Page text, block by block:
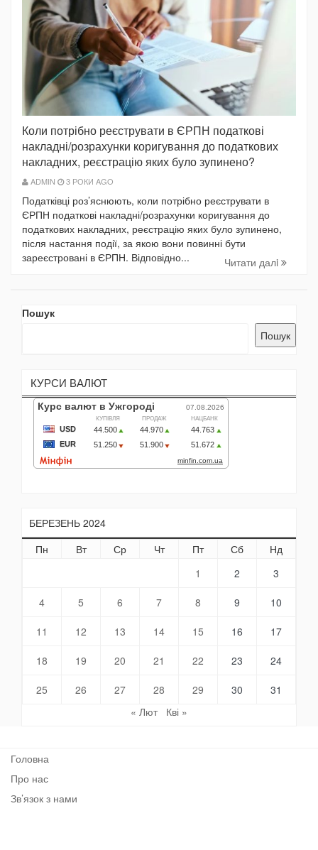
Коли потрібно реєструвати в ЄРПН податкові
накладні/розрахунки коригування до податкових
накладних, реєстрацію яких було зупинено?
ADMIN 3 РОКИ AGO
Податківці роз’яснюють, коли потрібно реєструвати в
ЄРПН податкові накладні/розрахунки коригування до
податкових накладних, реєстрацію яких було зупинено,
після настання події, за якою вони повинні бути
зареєстровані в ЄРПН. Відповідно...
Читати далi
Пошук
Пошук
КУРСИ ВАЛЮТ
БЕРЕЗЕНЬ 2024
Пн
Вт Ср Чт Пт Сб
Нд
1
2 3
4 5 6 7 8 9 10
11 12 13 14 15 16 17
18 19 20 21 22 23 24
25 26 27 28 29 30
31
« Лют
Кві »
Головна
Про нас
Зв’язок з нами